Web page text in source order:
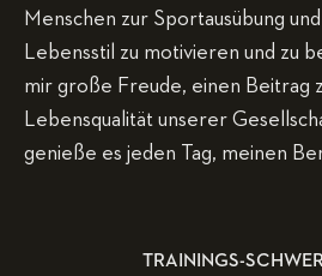
Menschen zur Sportausübung
Lebensstil zu motivieren und zu
mir große Freude, einen Beitrag
Lebensqualität unserer
genieße es jeden Tag, meinen
TRAININGS-